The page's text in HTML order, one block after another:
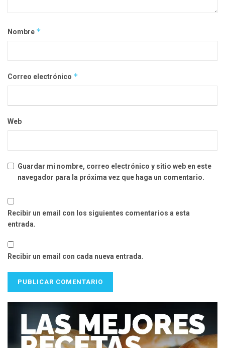
Nombre *
Correo electrónico *
Web
Guardar mi nombre, correo electrónico y sitio web en este
navegador para la próxima vez que haga un comentario.
Recibir un email con los siguientes comentarios a esta
entrada.
Recibir un email con cada nueva entrada.